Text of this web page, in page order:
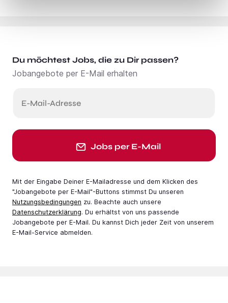
Du möchtest Jobs, die zu Dir passen?
Jobangebote per E-Mail erhalten
E-Mail-Adresse
Jobs per E-Mail
Mit der Eingabe Deiner E-Mail­adresse und dem Klicken des
"Jobangebote per E-Mail"-Buttons stimmst Du unseren
Nutzungsbedingungen zu. Beachte auch unsere
Datenschutzerklärung. Du erhältst von uns passende
Jobangebote per E-Mail. Du kannst Dich jeder Zeit von unserem
E-Mail-Service abmelden.